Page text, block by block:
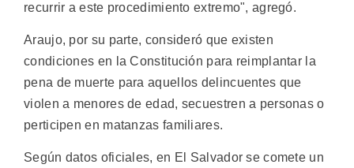
recurrir a este procedimiento extremo", agregó.
Araujo, por su parte, consideró que existen
condiciones en la Constitución para reimplantar la
pena de muerte para aquellos delincuentes que
violen a menores de edad, secuestren a personas o
perticipen en matanzas familiares.
Según datos oficiales, en El Salvador se comete un